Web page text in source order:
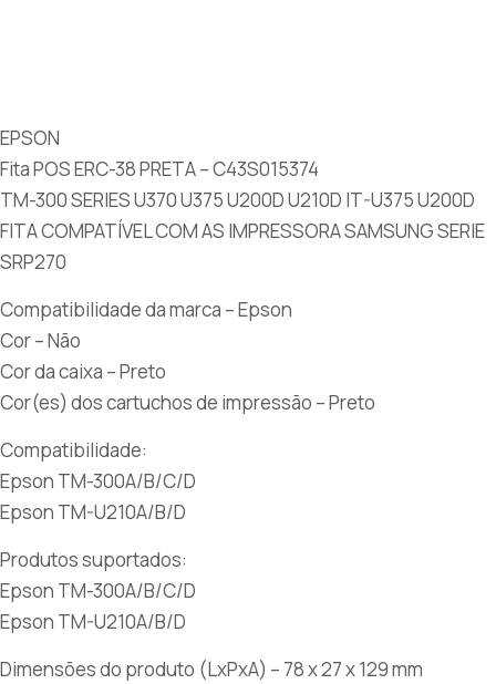
EPSON
Fita POS ERC-38 PRETA – C43S015374
TM-300 SERIES U370 U375 U200D U210D IT-U375 U200D
FITA COMPATÍVEL COM AS IMPRESSORA SAMSUNG SERIE
SRP270
Compatibilidade da marca – Epson
Cor – Não
Cor da caixa – Preto
Cor(es) dos cartuchos de impressão – Preto
Compatibilidade:
Epson TM-300A/B/C/D
Epson TM-U210A/B/D
Produtos suportados:
Epson TM-300A/B/C/D
Epson TM-U210A/B/D
Dimensões do produto (LxPxA) – 78 x 27 x 129 mm